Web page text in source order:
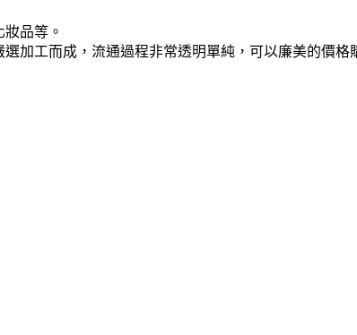
品等。
加工而成，流通過程非常透明單純，可以廉美的價